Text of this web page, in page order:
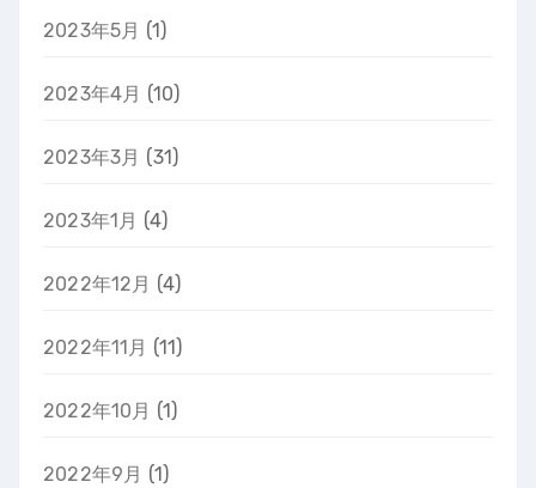
2023年5月 (1)
2023年4月 (10)
2023年3月 (31)
2023年1月 (4)
2022年12月 (4)
2022年11月 (11)
2022年10月 (1)
2022年9月 (1)